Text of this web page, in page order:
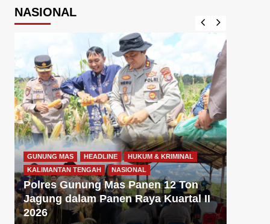
NASIONAL
GUNUNG MAS HEADLINE
HUKUM & KRIMINAL
KALIMANTAN TENGAH
NASIONAL
Polres Gunung Mas Panen 12 Ton
Jagung dalam Panen Raya Kuartal II
2026